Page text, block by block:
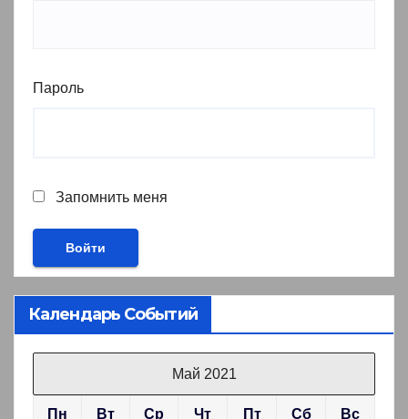
Пароль
Запомнить меня
Календарь Событий
Май 2021
Пн Вт Ср Чт Пт Сб Вс